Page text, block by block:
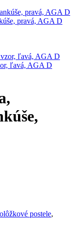
pravá, AGA D
ľavá, AGA D
postele,